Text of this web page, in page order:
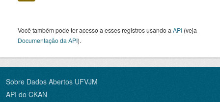
Você também pode ter acesso a esses registros usando a API (veja
Documentação da API).
Sobre Dados Abertos UFVJM
API do CKAN